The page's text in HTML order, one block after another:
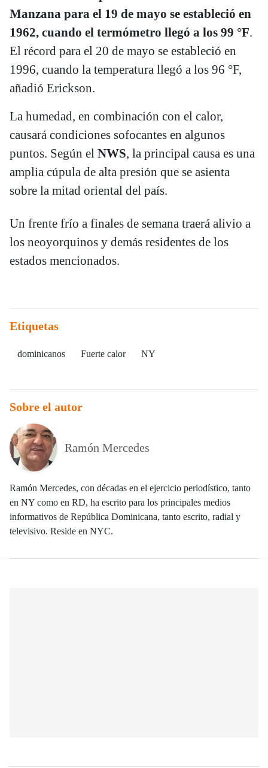
Manzana para el 19 de mayo se estableció en
1962, cuando el termómetro llegó a los 99 °F.
El récord para el 20 de mayo se estableció en
1996, cuando la temperatura llegó a los 96 °F,
añadió Erickson.
La humedad, en combinación con el calor,
causará condiciones sofocantes en algunos
puntos. Según el NWS, la principal causa es una
amplia cúpula de alta presión que se asienta
sobre la mitad oriental del país.
Un frente frío a finales de semana traerá alivio a
los neoyorquinos y demás residentes de los
estados mencionados.
Etiquetas
dominicanos Fuerte calor NY
Sobre el autor
Ramón Mercedes
Ramón Mercedes, con décadas en el ejercicio periodístico, tanto
en NY como en RD, ha escrito para los principales medios
informativos de República Dominicana, tanto escrito, radial y
televisivo. Reside en NYC.